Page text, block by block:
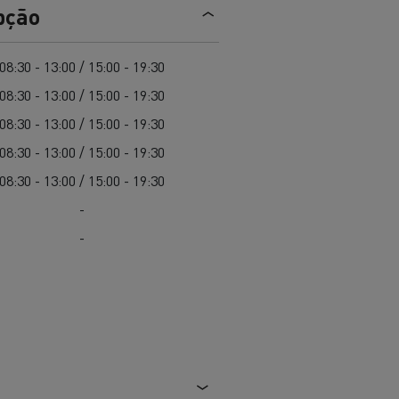
Configurador 3D
carregamento
08:30 - 13:00 / 15:00 - 19:30
08:30 - 13:00 / 15:00 - 19:30
08:30 - 13:00 / 15:00 - 19:30
08:30 - 13:00 / 15:00 - 19:30
08:30 - 13:00 / 15:00 - 19:30
-
-